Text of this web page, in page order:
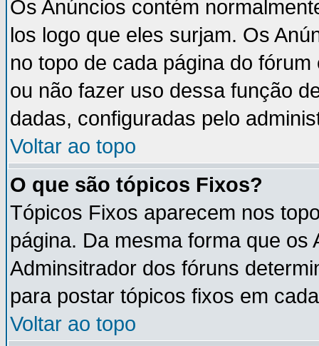
Os Anúncios contém
los logo que eles surjam. Os
no topo de cada página do
ou não fazer uso dessa função
dadas, configuradas pelo
Voltar ao topo
O que são tópicos Fixos?
Tópicos Fixos aparecem nos
página. Da mesma forma que os
Adminsitrador dos fóruns
para postar tópicos fixos em
Voltar ao topo